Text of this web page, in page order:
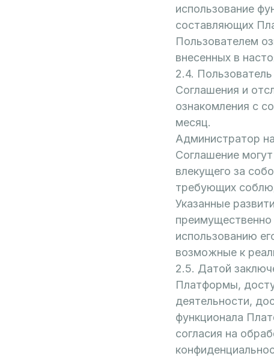
использование
составляющих
Пользователем
внесенных в
2.4.
Соглашения и
ознакомления с
месяц.
Администратор
Соглашение
влекущего за
требующих
Указанные
использованию
возможные к
2.5. Датой
Платформы,
деятельности,
функционала
согласия на